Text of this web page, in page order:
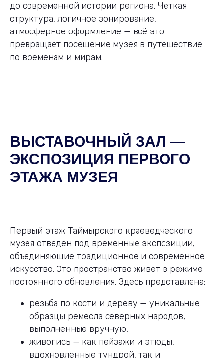
до современной истории региона. Четкая
структура, логичное зонирование,
атмосферное оформление — всё это
превращает посещение музея в путешествие
по временам и мирам.
ВЫСТАВОЧНЫЙ ЗАЛ —
ЭКСПОЗИЦИЯ ПЕРВОГО
ЭТАЖА МУЗЕЯ
Первый этаж Таймырского краеведческого
музея отведен под временные экспозиции,
объединяющие традиционное и современное
искусство. Это пространство живет в режиме
постоянного обновления. Здесь представлена:
резьба по кости и дереву — уникальные
образцы ремесла северных народов,
выполненные вручную;
живопись — как пейзажи и этюды,
вдохновленные тундрой, так и